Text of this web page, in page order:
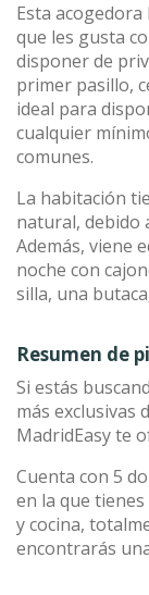
Esta
que les gusta
disponer de
primer pasillo,
ideal para
cualquier
comunes.
La habitación
natural, debido
Además, viene
noche con
silla, una
Resumen de
Si estás
más exclusivas
MadridEasy te
Cuenta con 5
en la que
y cocina,
encontrarás